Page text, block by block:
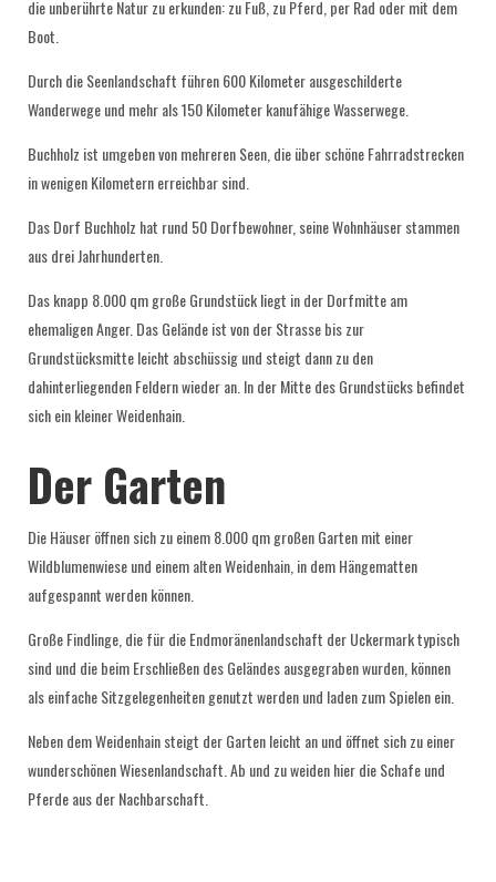
die unberührte Natur zu erkunden: zu Fuß, zu Pferd, per Rad oder mit dem
Boot.
Durch die Seenlandschaft führen 600 Kilometer ausgeschilderte
Wanderwege und mehr als 150 Kilometer kanufähige Wasserwege.
Buchholz ist umgeben von mehreren Seen, die über schöne Fahrradstrecken
in wenigen Kilometern erreichbar sind.
Das Dorf Buchholz hat rund 50 Dorfbewohner, seine Wohnhäuser stammen
aus drei Jahrhunderten.
Das knapp 8.000 qm große Grundstück liegt in der Dorfmitte am
ehemaligen Anger. Das Gelände ist von der Strasse bis zur
Grundstücksmitte leicht abschüssig und steigt dann zu den
dahinterliegenden Feldern wieder an. In der Mitte des Grundstücks befindet
sich ein kleiner Weidenhain.
Der Garten
Die Häuser öffnen sich zu einem 8.000 qm großen Garten mit einer
Wildblumenwiese und einem alten Weidenhain, in dem Hängematten
aufgespannt werden können.
Große Findlinge, die für die Endmoränenlandschaft der Uckermark typisch
sind und die beim Erschließen des Geländes ausgegraben wurden, können
als einfache Sitzgelegenheiten genutzt werden und laden zum Spielen ein.
Neben dem Weidenhain steigt der Garten leicht an und öffnet sich zu einer
wunderschönen Wiesenlandschaft. Ab und zu weiden hier die Schafe und
Pferde aus der Nachbarschaft.